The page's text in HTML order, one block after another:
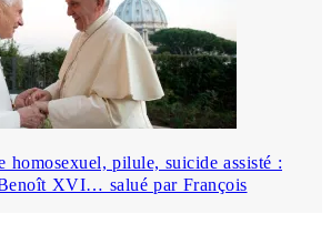
homosexuel, pilule, suicide assisté :
XVI… salué par François